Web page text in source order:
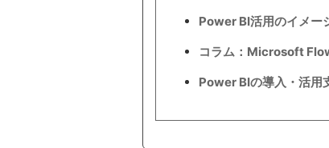
Power BI活用のイメー
コラム：Microsoft
Power BIの導入・活用